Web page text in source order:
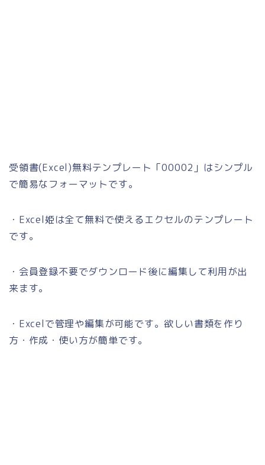
受領書(Excel)無料テンプレート「00002」はシンプル
で簡易なフォーマットです。
・Excel姫は全て無料で使えるエクセルのテンプレート
です。
・会員登録不要でダウンロード後に編集して利用が出
来ます。
・Excelで管理や編集が可能です。欲しい書類を作り
方・作成・使い方が簡単です。